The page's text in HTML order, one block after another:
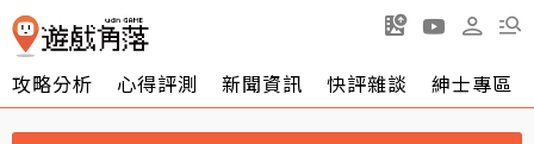
攻略分析 心得評測 新聞資訊 快評雜談 紳士專區